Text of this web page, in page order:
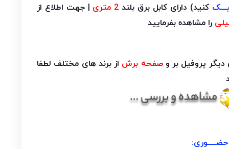
کنید) دارای کابل برق بلند2 متری
| جهت اطلاع از
را مشاهده بفرمایید
پروفیل بر وصفحه برش از برند های مختلف لطفا